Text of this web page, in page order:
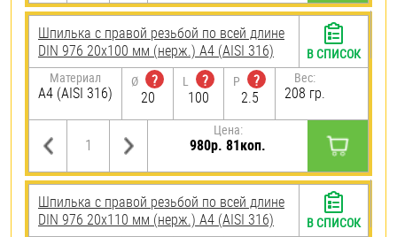
Шпилька с правой резьбой по всей длине
DIN 976 20х100 мм (нерж.) A4 (AISI 316)
Материал
A4 (AISI 316)
Ø
?
20
L
?
100
P
?
2.5
Вес:
208 гр.
Цена:
980р. 81коп.
В СПИСОК
Шпилька с правой резьбой по всей длине
DIN 976 20х110 мм (нерж.) A4 (AISI 316)
В СПИСОК